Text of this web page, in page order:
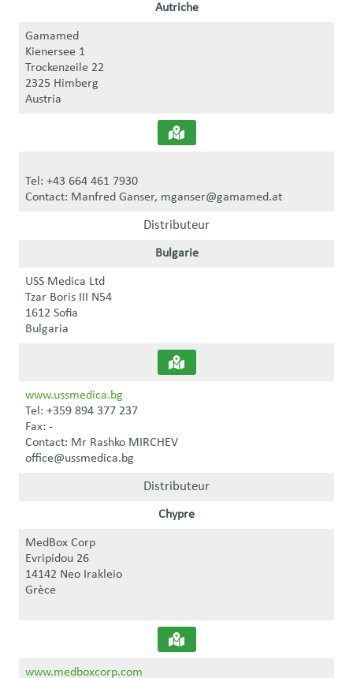
Autriche
Gamamed
Kienersee 1
Trockenzeile 22
2325 Himberg
Austria
Tel: +43 664 461 7930
Contact: Manfred Ganser, mganser@gamamed.at
Distributeur
Bulgarie
USS Medica Ltd
Tzar Boris III N54
1612 Sofia
Bulgaria
www.ussmedica.bg
Tel: +359 894 377 237
Fax: -
Contact: Mr Rashko MIRCHEV
office@ussmedica.bg
Distributeur
Chypre
MedBox Corp
Evripidou 26
14142 Neo Irakleio
Grèce
www.medboxcorp.com